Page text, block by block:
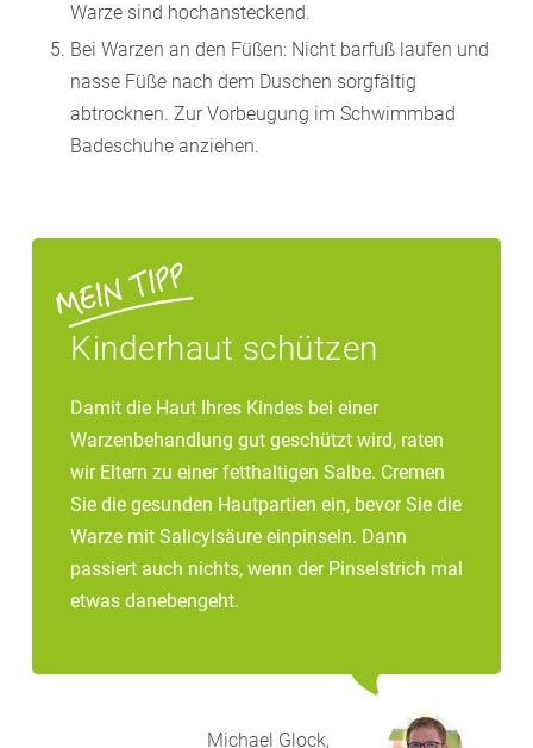
Warze sind hochansteckend.
Bei Warzen an den Füßen: Nicht barfuß laufen und
nasse Füße nach dem Duschen sorgfältig
abtrocknen. Zur Vorbeugung im Schwimmbad
Badeschuhe anziehen.
Kinderhaut schützen
Damit die Haut Ihres Kindes bei einer
Warzenbehandlung gut geschützt wird, raten
wir Eltern zu einer fetthaltigen Salbe. Cremen
Sie die gesunden Hautpartien ein, bevor Sie die
Warze mit Salicylsäure einpinseln. Dann
passiert auch nichts, wenn der Pinselstrich mal
etwas danebengeht.
Michael Glock,